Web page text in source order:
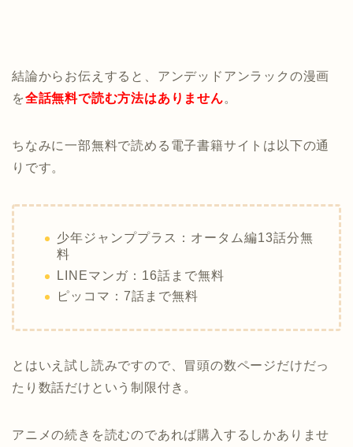
結論からお伝えすると、アンデッドアンラックの漫画
を全話無料で読む方法はありません。
ちなみに一部無料で読める電子書籍サイトは以下の通
りです。
少年ジャンププラス：オータム編13話分無
料
LINEマンガ：16話まで無料
ピッコマ：7話まで無料
とはいえ試し読みですので、冒頭の数ページだけだっ
たり数話だけという制限付き。
アニメの続きを読むのであれば購入するしかありませ